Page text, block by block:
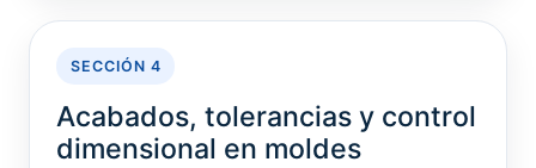
SECCIÓN 4
Acabados, tolerancias y control
dimensional en moldes